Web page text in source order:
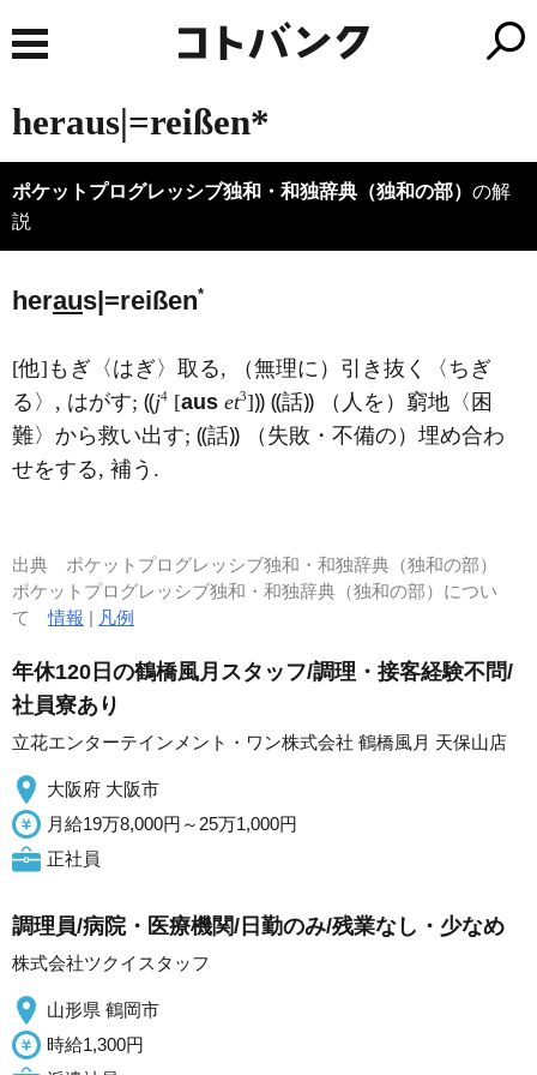
heraus|=reißen*
ポケットプログレッシブ独和・和独辞典（独和の部） の解
説
heraus|=reißen*
[他]もぎ〈はぎ〉取る, （無理に）引き抜く〈ちぎ
る〉, はがす; ⸨j4 [aus et3]⸩ ⸨話⸩ （人を）窮地〈困
難〉から救い出す; ⸨話⸩ （失敗・不備の）埋め合わ
せをする, 補う.
出典 ポケットプログレッシブ独和・和独辞典（独和の部）
ポケットプログレッシブ独和・和独辞典（独和の部）につい
て情報 | 凡例
年休120日の鶴橋風月スタッフ/調理・接客経験不問/
社員寮あり
立花エンターテインメント・ワン株式会社 鶴橋風月 天保山店
大阪府 大阪市
月給19万8,000円～25万1,000円
正社員
調理員/病院・医療機関/日勤のみ/残業なし・少なめ
株式会社ツクイスタッフ
山形県 鶴岡市
時給1,300円